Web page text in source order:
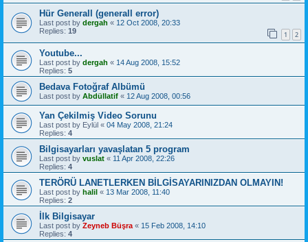
Hür Generall (generall error)
Last post by dergah « 12 Oct 2008, 20:33
Replies: 19 1 2
Youtube...
Last post by dergah « 14 Aug 2008, 15:52
Replies: 5
Bedava Fotoğraf Albümü
Last post by Abdüllatif « 12 Aug 2008, 00:56
Yan Çekilmiş Video Sorunu
Last post by Eylül « 04 May 2008, 21:24
Replies: 4
Bilgisayarları yavaşlatan 5 program
Last post by vuslat « 11 Apr 2008, 22:26
Replies: 4
TERÖRÜ LANETLERKEN BİLGİSAYARINIZDAN OLMAYIN!
Last post by halil « 13 Mar 2008, 11:40
Replies: 2
İlk Bilgisayar
Last post by Zeyneb Büşra « 15 Feb 2008, 14:10
Replies: 4